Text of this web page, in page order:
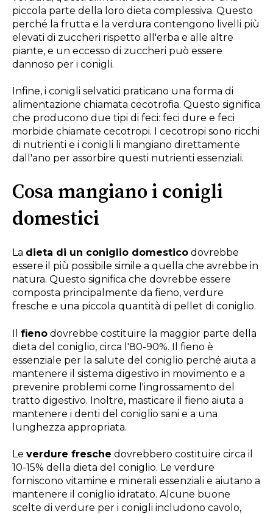
piccola parte della loro dieta complessiva. Questo
perché la frutta e la verdura contengono livelli più
elevati di zuccheri rispetto all'erba e alle altre
piante, e un eccesso di zuccheri può essere
dannoso per i conigli.
Infine, i conigli selvatici praticano una forma di
alimentazione chiamata cecotrofia. Questo significa
che producono due tipi di feci: feci dure e feci
morbide chiamate cecotropi. I cecotropi sono ricchi
di nutrienti e i conigli li mangiano direttamente
dall'ano per assorbire questi nutrienti essenziali.
Cosa mangiano i conigli
domestici
La dieta di un coniglio domestico dovrebbe
essere il più possibile simile a quella che avrebbe in
natura. Questo significa che dovrebbe essere
composta principalmente da fieno, verdure
fresche e una piccola quantità di pellet di coniglio.
Il fieno dovrebbe costituire la maggior parte della
dieta del coniglio, circa l'80-90%. Il fieno è
essenziale per la salute del coniglio perché aiuta a
mantenere il sistema digestivo in movimento e a
prevenire problemi come l'ingrossamento del
tratto digestivo. Inoltre, masticare il fieno aiuta a
mantenere i denti del coniglio sani e a una
lunghezza appropriata.
Le verdure fresche dovrebbero costituire circa il
10-15% della dieta del coniglio. Le verdure
forniscono vitamine e minerali essenziali e aiutano a
mantenere il coniglio idratato. Alcune buone
scelte di verdure per i conigli includono cavolo,